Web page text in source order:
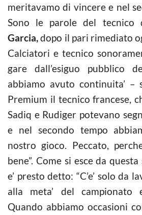
meritavamo di vincere e nel
Sono le parole del tecnico
Garcia,dopo il pari rimediato
Calciatori e tecnico
gare dall’esiguo pubblico
abbiamo avuto continuita’ –
Premium il tecnico francese,
Sadiq e Rudiger potevano
e nel secondo tempo
nostro gioco. Peccato,
bene”. Come si esce da
e’ presto detto: “C’e’ solo da
alla meta’ del campionato
Quando abbiamo occasioni